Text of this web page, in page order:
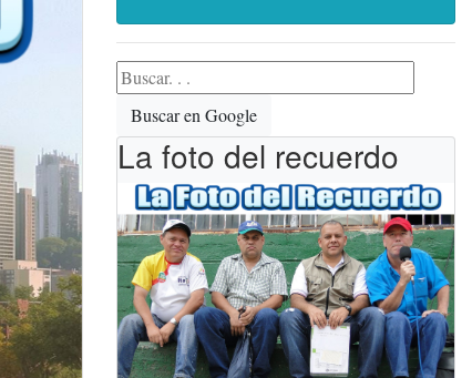
Buscar en Google
La foto del recuerdo